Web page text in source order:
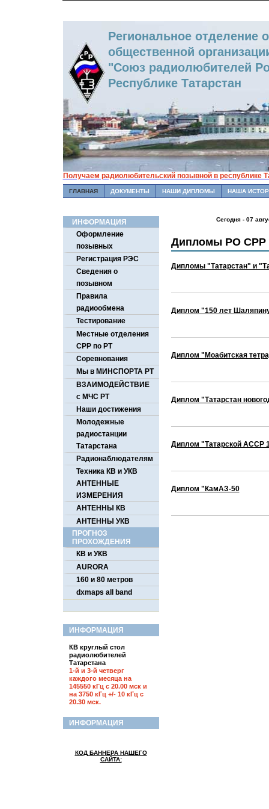
Региональное отделение
общественной
"Союз радиолюбителей
Республике Татарстан
Получаем радиолюбительский позывной в республике
ГЛАВНАЯ ДОКУМЕНТЫ НАШИ ДИПЛОМЫ НАША
ИНФОРМАЦИЯ
Оформление
позывных
Регистрация РЭС
Сведения о
позывном
Правила
радиообмена
Тестирование
Местные отделения
СРР по РТ
Соревнования
Мы в МИНСПОРТА РТ
ВЗАИМОДЕЙСТВИЕ
с МЧС РТ
Наши достижения
Молодежные
радиостанции
Татарстана
Радионаблюдателям
Техника КВ и УКВ
АНТЕННЫЕ
ИЗМЕРЕНИЯ
АНТЕННЫ КВ
АНТЕННЫ УКВ
ПРОГНОЗ
ПРОХОЖДЕНИЯ
КВ и УКВ
AURORA
160 и 80 метров
dxmaps all band
ИНФОРМАЦИЯ
КВ круглый стол
радиолюбителей
Татарстана
1-й и 3-й четверг
каждого месяца на
145550 кГц с 20.00 мск и
на 3750 кГц +/- 10 кГц с
20.30 мск.
ИНФОРМАЦИЯ
КОД БАННЕРА НАШЕГО
САЙТА:
Сегодня - 07
Дипломы РО СРР
Дипломы "Татарстан" и
Диплом "150 лет
Диплом "Моабитская
Диплом "Татарстан
Диплом "Татарской АССР
Диплом "КамАЗ-50